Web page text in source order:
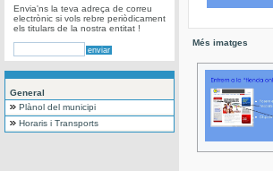
Envia'ns la teva adreça de correu
electrònic si vols rebre periòdicament
els titulars de la nostra entitat !
General
Plànol del municipi
Horaris i Transports
Més imatges